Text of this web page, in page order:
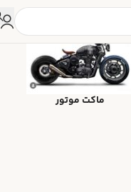
ماکت موتور